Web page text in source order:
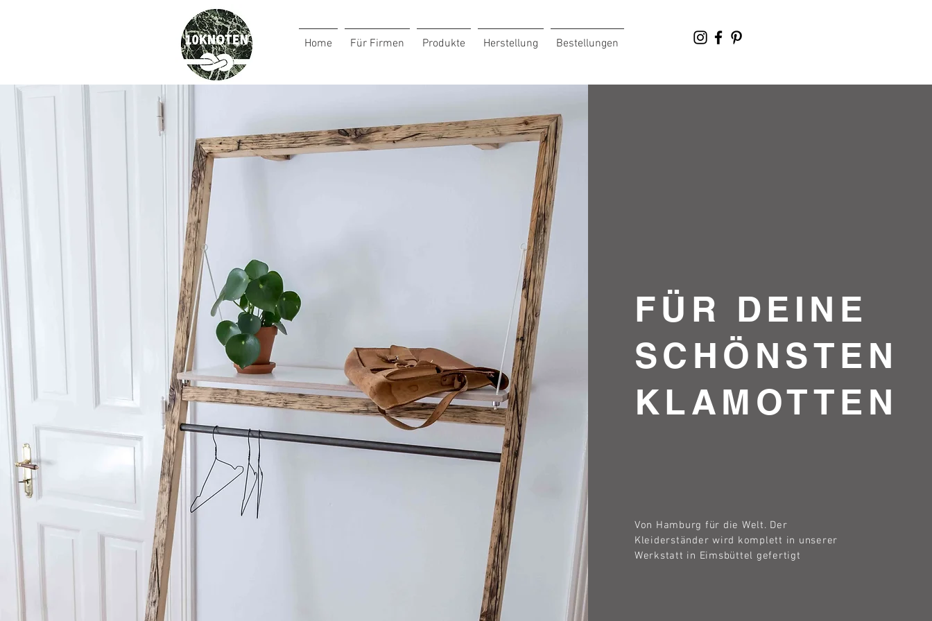
Home Für Firmen Produkte Herstellung Bestellungen
FÜR DEINE
SCHÖNSTEN
KLAMOTTEN
Von Hamburg für die Welt. Der
Kleiderständer wird komplett in unserer
Werkstatt in Eimsbüttel gefertigt